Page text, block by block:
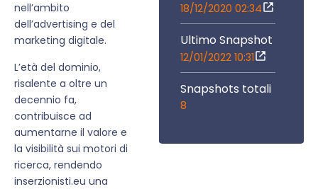
nell’ambito
dell’advertising e del
marketing digitale.
L’età del dominio,
risalente a oltre un
decennio fa,
contribuisce ad
aumentarne il valore e
la visibilità sui motori di
ricerca, rendendo
inserzionisti.eu una
18/12/2020 02:34
Ultimo Snapshot
12/01/2022 10:31
Snapshots totali
8